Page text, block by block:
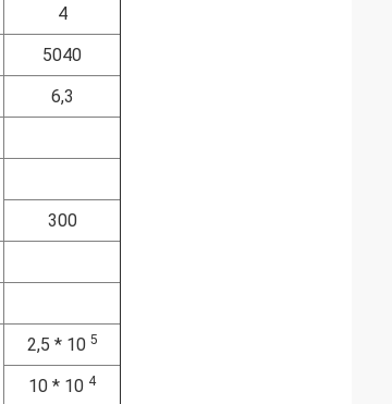
4
5040
6,3
300
2,5 * 10 5
10 * 10 4